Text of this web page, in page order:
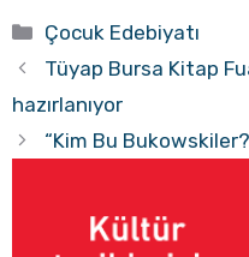
Kategoriler
Çocuk Edebiyatı
Tüyap Bursa Kitap
hazırlanıyor
“Kim Bu